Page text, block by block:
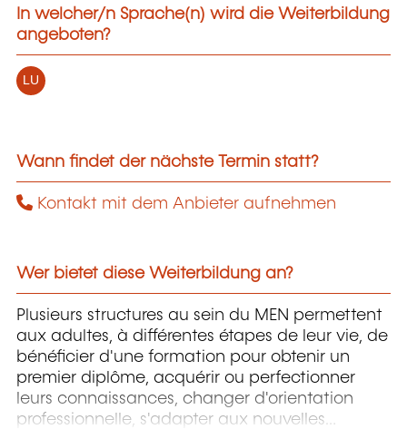
In welcher/n Sprache(n) wird die Weiterbildung
angeboten?
LU
Wann findet der nächste Termin statt?
Kontakt mit dem Anbieter aufnehmen
Wer bietet diese Weiterbildung an?
Plusieurs structures au sein du MEN permettent
aux adultes, à différentes étapes de leur vie, de
bénéficier d'une formation pour obtenir un
premier diplôme, acquérir ou perfectionner
leurs connaissances, changer d'orientation
professionnelle, s'adapter aux nouvelles